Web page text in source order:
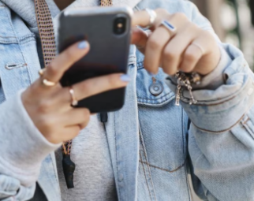
Sábados.
Entrada a Granja Educativa
Lonquen
$5.990
$9.000
VER OFERTA